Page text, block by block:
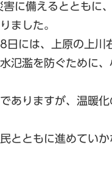
に備えるとともに
ました。
日には、上原の上川
氾濫を防ぐために
ありますが、温暖化
とともに進めてい